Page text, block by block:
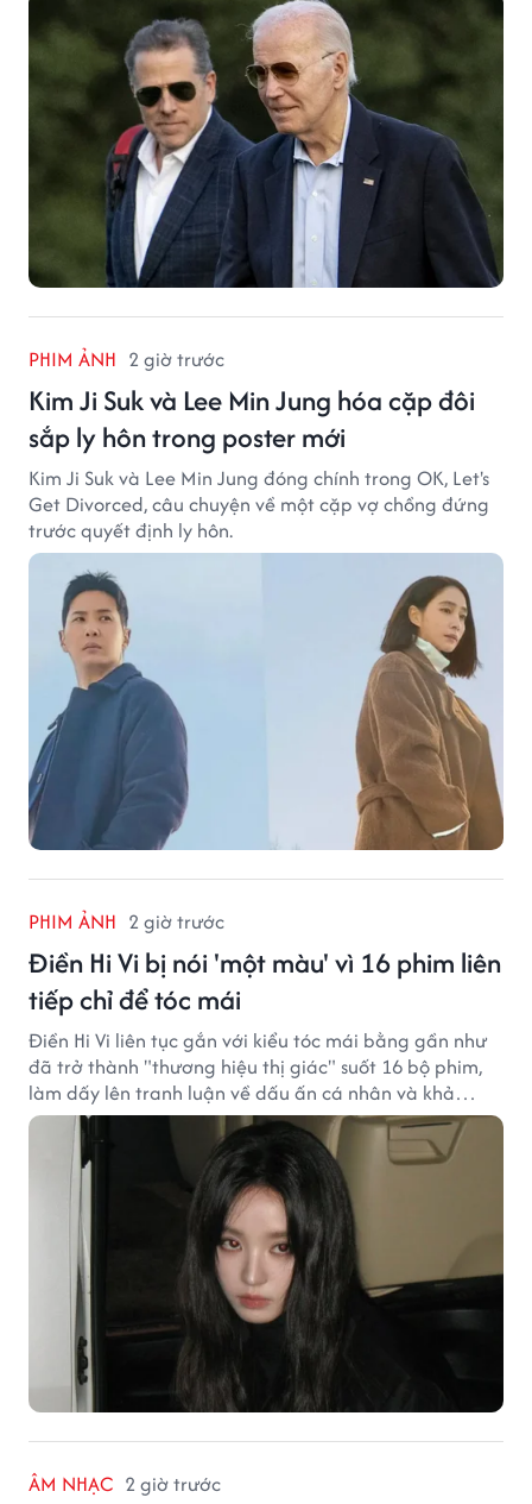
PHIM ẢNH 2 giờ trước
Kim Ji Suk và Lee Min Jung hóa cặp đôi
sắp ly hôn trong poster mới
Kim Ji Suk và Lee Min Jung đóng chính trong OK, Let's
Get Divorced, câu chuyện về một cặp vợ chồng đứng
trước quyết định ly hôn.
PHIM ẢNH 2 giờ trước
Điền Hi Vi bị nói 'một màu' vì 16 phim liên
tiếp chỉ để tóc mái
Điền Hi Vi liên tục gắn với kiểu tóc mái bằng gần như
đã trở thành "thương hiệu thị giác" suốt 16 bộ phim,
làm dấy lên tranh luận về dấu ấn cá nhân và khả
năng biến hóa trên màn ảnh.
ÂM NHẠC 2 giờ trước